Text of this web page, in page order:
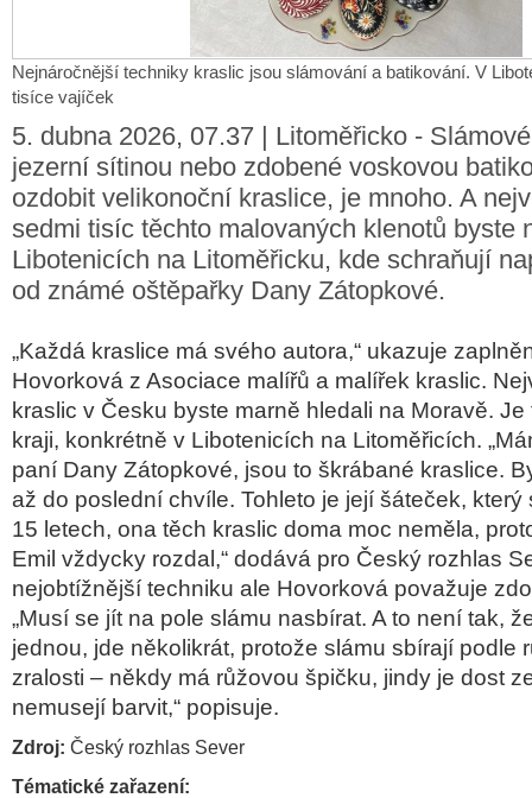
Nejnáročnější techniky kraslic jsou slámování a batikování. V
tisíce vajíček
5. dubna 2026, 07.37 | Litoměřicko -
jezerní sítinou nebo zdobené voskovou
ozdobit velikonoční kraslice, je mnoho. A
sedmi tisíc těchto malovaných klenotů byste
Libotenicích na Litoměřicku, kde schraňují
od známé oštěpařky Dany Zátopkové.
„Každá kraslice má svého autora,“ ukazuje
Hovorková z Asociace malířů a malířek kraslic.
kraslic v Česku byste marně hledali na Moravě.
kraji, konkrétně v Libotenicích na Litoměřicích.
paní Dany Zátopkové, jsou to škrábané kraslice.
až do poslední chvíle. Tohleto je její šáteček,
15 letech, ona těch kraslic doma moc neměla,
Emil vždycky rozdal,“ dodává pro Český rozhlas
nejobtížnější techniku ale Hovorková považuje
„Musí se jít na pole slámu nasbírat. A to není tak,
jednou, jde několikrát, protože slámu sbírají podle
zralosti – někdy má růžovou špičku, jindy je dost
nemusejí barvit,“ popisuje.
Zdroj: Český rozhlas Sever
Tématické zařazení: